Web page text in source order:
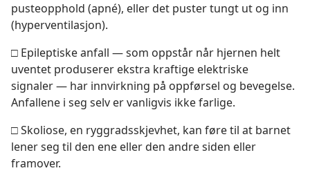
pusteopphold (apné), eller det puster tungt ut og inn
(hyperventilasjon).
□ Epileptiske anfall — som oppstår når hjernen helt
uventet produserer ekstra kraftige elektriske
signaler — har innvirkning på oppførsel og bevegelse.
Anfallene i seg selv er vanligvis ikke farlige.
□ Skoliose, en ryggradsskjevhet, kan føre til at barnet
lener seg til den ene eller den andre siden eller
framover.